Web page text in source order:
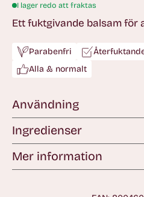
I lager redo att fraktas
Ett fuktgivande balsam för
Parabenfri
Alla & normalt
Användning
Ingredienser
Mer information